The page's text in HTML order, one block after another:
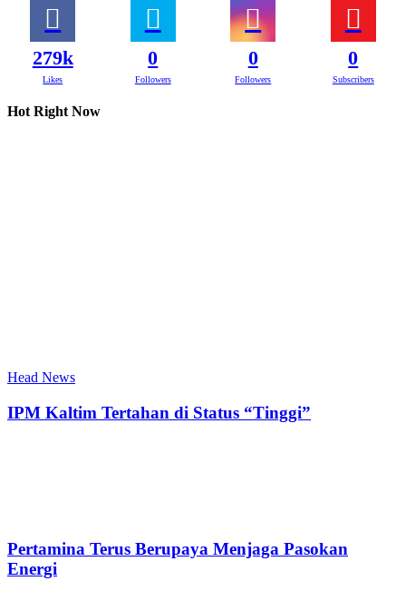
279k
Likes
0
Followers
0
Followers
0
Subscribers
Hot Right Now
Head News
IPM Kaltim Tertahan di Status “Tinggi”
Pertamina Terus Berupaya Menjaga Pasokan
Energi